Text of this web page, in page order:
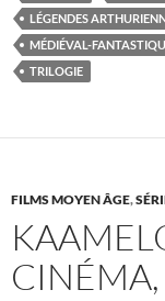
LÉGENDES
MÉDIÉVAL-
TRILOGIE
FILMS MOYEN ÂGE,